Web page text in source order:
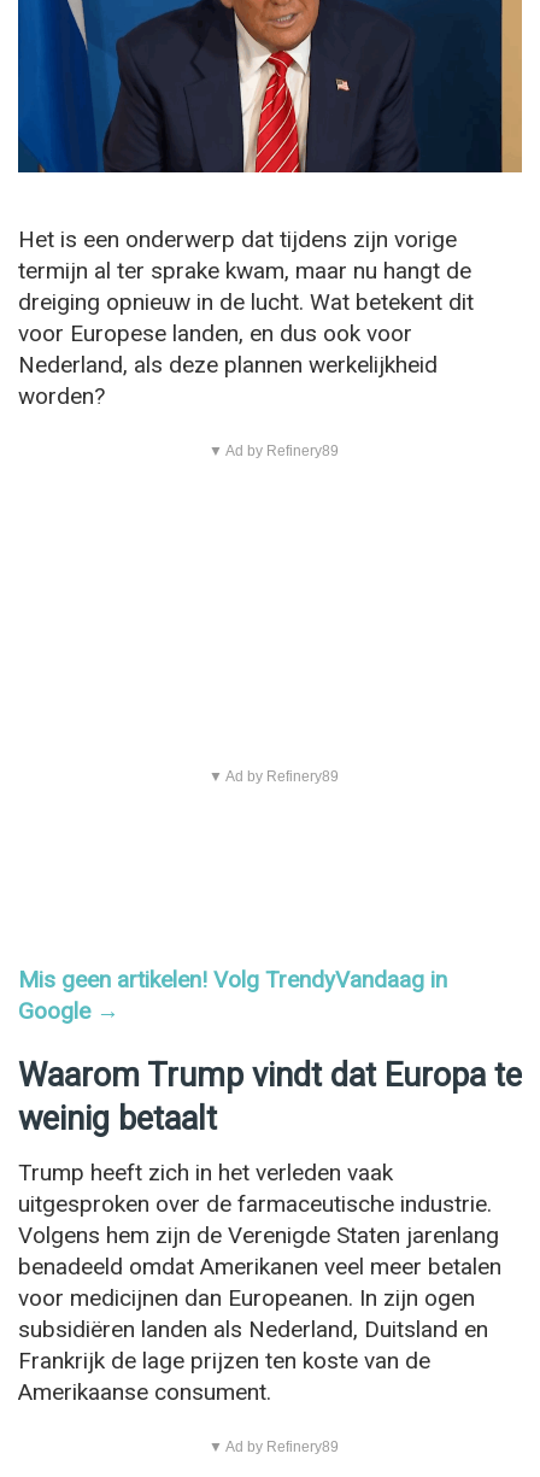
Het is een onderwerp dat tijdens zijn vorige
termijn al ter sprake kwam, maar nu hangt de
dreiging opnieuw in de lucht. Wat betekent dit
voor Europese landen, en dus ook voor
Nederland, als deze plannen werkelijkheid
worden?
▼ Ad by Refinery89
▼ Ad by Refinery89
Mis geen artikelen! Volg TrendyVandaag in
Google →
Waarom Trump vindt dat Europa te
weinig betaalt
Trump heeft zich in het verleden vaak
uitgesproken over de farmaceutische industrie.
Volgens hem zijn de Verenigde Staten jarenlang
benadeeld omdat Amerikanen veel meer betalen
voor medicijnen dan Europeanen. In zijn ogen
subsidiëren landen als Nederland, Duitsland en
Frankrijk de lage prijzen ten koste van de
Amerikaanse consument.
▼ Ad by Refinery89